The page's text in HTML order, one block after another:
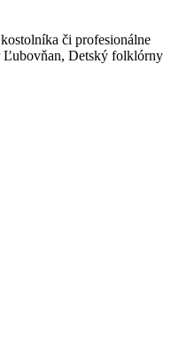
či profesionálne
Ľubovňan, Detský folklórny